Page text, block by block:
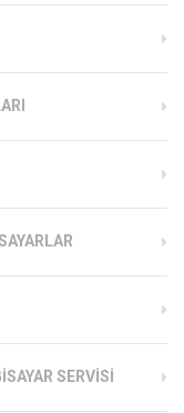
SERVISI